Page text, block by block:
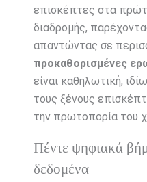
επισκέπτες στα
διαδρομής,
απαντώντας σε
προκαθορισμένες
είναι καθηλωτική,
τους ξένους
την πρωτοπορία του
Πέντε ψηφιακά
δεδομένα